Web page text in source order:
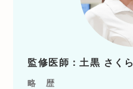
監修医師：土黒 さくら
略 歴